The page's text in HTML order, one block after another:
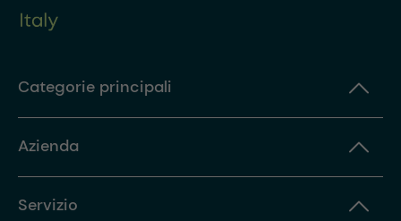
Categorie principali
Azienda
Servizio